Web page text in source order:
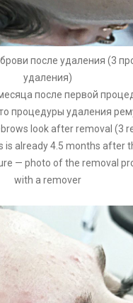
после удаления (3
удаления)
после первой
процедуры удаления
look after removal (3
is already 4.5 months after
— photo of the removal
with a remover